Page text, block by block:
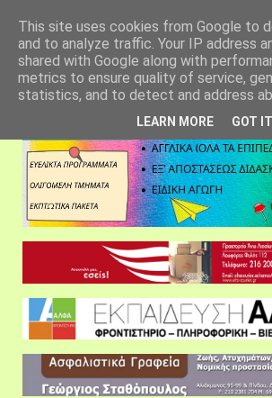
This site uses cookies from Google to
and to analyze traffic. Your IP address
shared with Google along with
metrics to ensure quality of service,
statistics, and to detect and address
LEARN MORE GOT IT